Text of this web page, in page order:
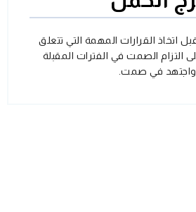
اتخاذ القرارات المهمة التي تتعلق
التزام الصمت في الفترات المقبلة
واجتهد في صمت.